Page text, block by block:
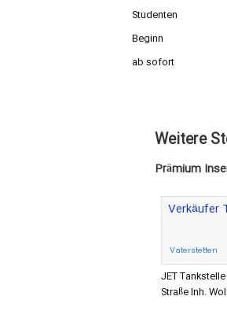
Studenten
Beginn
ab sofort
Weitere
Prämium
Verkäufer
Vaterstetten
JET
Straße Inh.